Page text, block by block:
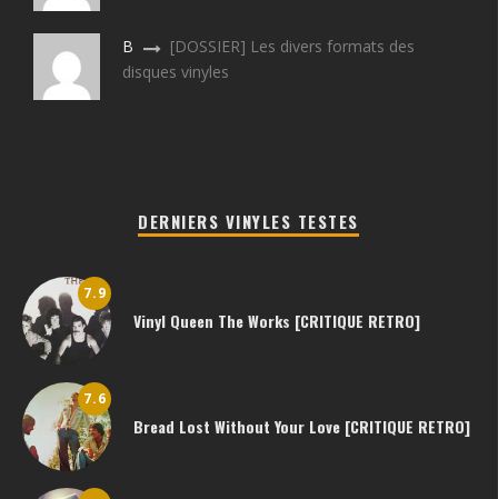
B
[DOSSIER] Les divers formats des
disques vinyles
DERNIERS VINYLES TESTES
7.9
Vinyl Queen The Works [CRITIQUE RETRO]
7.6
Bread Lost Without Your Love [CRITIQUE RETRO]